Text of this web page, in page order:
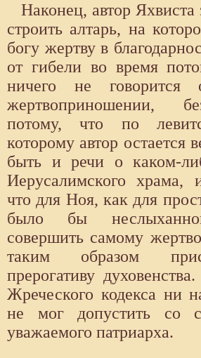
Наконец, автор Яхвиста
строить алтарь, на
богу жертву в
от гибели во время
ничего не
жертвоприношении,
потому, что по
которому автор остается
быть и речи о каком-
Иерусалимского храма,
что для Ноя, как для
было бы
совершить самому
таким образом
прерогативу
Жреческого кодекса ни
не мог допустить со
уважаемого патриарха.